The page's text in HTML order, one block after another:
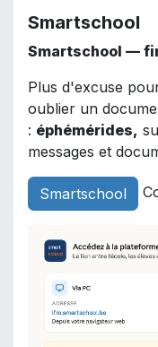
Smartschool
Smartschool —
Plus d'excuse
oublier un
: éphémérides,
messages et
Smartschool